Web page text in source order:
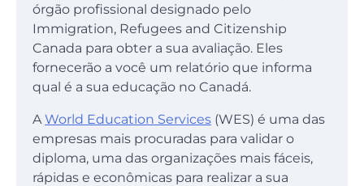
órgão profissional designado pelo
Immigration, Refugees and Citizenship
Canada para obter a sua avaliação. Eles
fornecerão a você um relatório que informa
qual é a sua educação no Canadá.
A World Education Services (WES) é uma das
empresas mais procuradas para validar o
diploma, uma das organizações mais fáceis,
rápidas e econômicas para realizar a sua